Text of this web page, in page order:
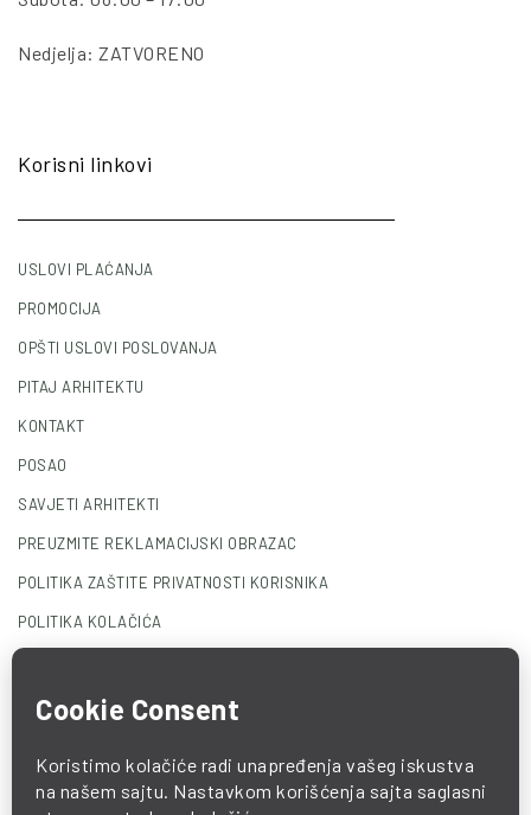
Nedjelja: ZATVORENO
Korisni linkovi
USLOVI PLAĆANJA
PROMOCIJA
OPŠTI USLOVI POSLOVANJA
PITAJ ARHITEKTU
KONTAKT
POSAO
SAVJETI ARHITEKTI
PREUZMITE REKLAMACIJSKI OBRAZAC
POLITIKA ZAŠTITE PRIVATNOSTI KORISNIKA
POLITIKA KOLAČIĆA